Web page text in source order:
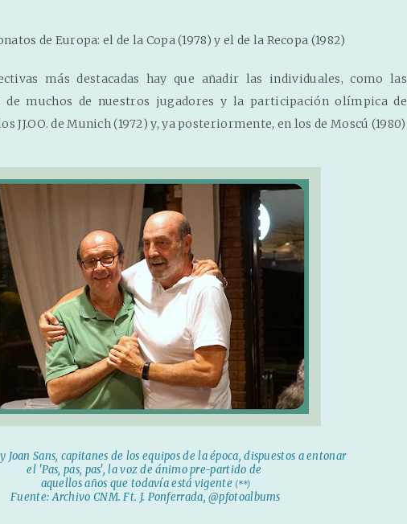
de Europa: el de la Copa (1978) y el de la Recopa (1982)
más destacadas hay que añadir las individuales, como las
de muchos de nuestros jugadores y la participación olímpica de
JJ.OO. de Munich (1972) y, ya posteriormente, en los de Moscú (1980)
Joan Sans, capitanes de los equipos de la época, dispuestos a entonar
el 'Pas, pas, pas', la voz de ánimo pre-partido de
aquellos años que todavía está vigente (**)
Fuente: Archivo CNM. Ft. J. Ponferrada, @pfotoalbums